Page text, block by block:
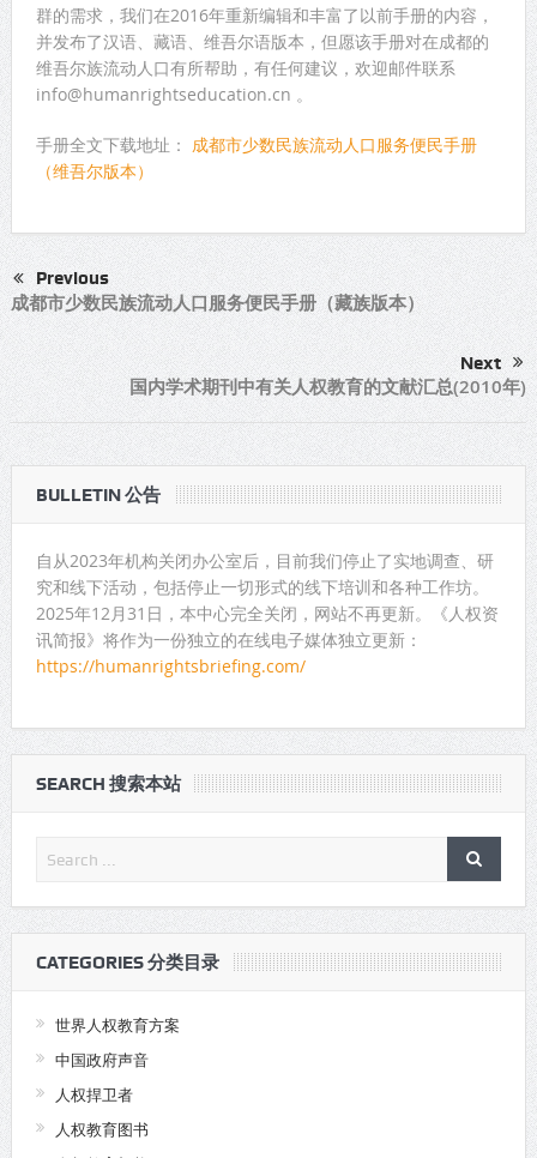
群的需求，我们在2016年重新编辑和丰富了以前手册的内容，
并发布了汉语、藏语、维吾尔语版本，但愿该手册对在成都的
维吾尔族流动人口有所帮助，有任何建议，欢迎邮件联系
info@humanrightseducation.cn 。
手册全文下载地址： 成都市少数民族流动人口服务便民手册
（维吾尔版本）
Previous
成都市少数民族流动人口服务便民手册（藏族版本）
Next
国内学术期刊中有关人权教育的文献汇总(2010年)
BULLETIN 公告
自从2023年机构关闭办公室后，目前我们停止了实地调查、研
究和线下活动，包括停止一切形式的线下培训和各种工作坊。
2025年12月31日，本中心完全关闭，网站不再更新。《人权资
讯简报》将作为一份独立的在线电子媒体独立更新：
https://humanrightsbriefing.com/
SEARCH 搜索本站
CATEGORIES 分类目录
世界人权教育方案
中国政府声音
人权捍卫者
人权教育图书